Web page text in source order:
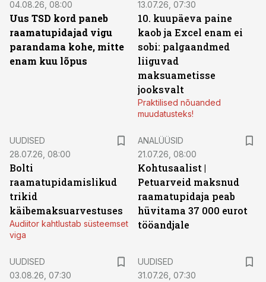
04.08.26, 08:00
Uus TSD kord paneb
raamatupidajad vigu
parandama kohe, mitte
enam kuu lõpus
13.07.26, 07:30
10. kuupäeva paine
kaob ja Excel enam ei
sobi: palgaandmed
liiguvad
maksuametisse
jooksvalt
Praktilised nõuanded
muudatusteks!
UUDISED
28.07.26, 08:00
Bolti
raamatupidamislikud
trikid
käibemaksuarvestuses
Audiitor kahtlustab süsteemset
viga
ANALÜÜSID
21.07.26, 08:00
Kohtusaalist |
Petuarveid maksnud
raamatupidaja peab
hüvitama 37 000 eurot
tööandjale
UUDISED
03.08.26, 07:30
UUDISED
31.07.26, 07:30